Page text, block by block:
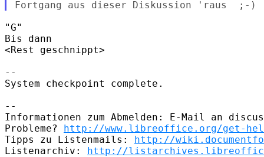
"G"
Bis dann
<Rest geschnippt>
--
System checkpoint complete.
--
Informationen zum Abmelden: E-Mail an
Probleme? http://www.libreoffice.org/get-
Tipps zu Listenmails: http://
Listenarchiv: http://